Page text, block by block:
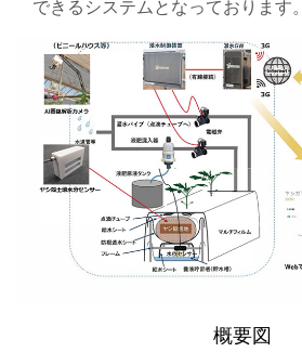
できるシステムとなっております。
概要図